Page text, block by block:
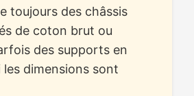
toujours des châssis
de coton brut ou
des supports en
les dimensions sont